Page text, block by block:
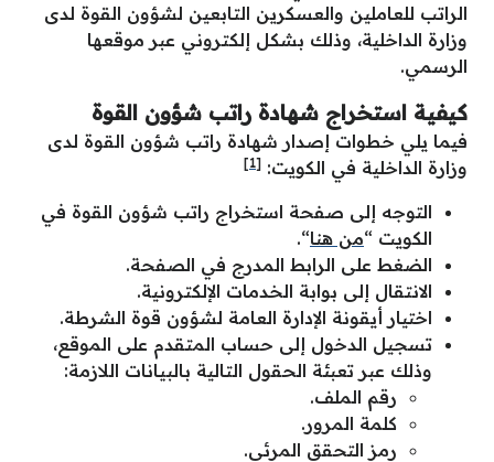
الراتب للعاملين والعسكرين التابعين لشؤون القوة لدى
وزارة الداخلية، وذلك بشكل إلكتروني عبر موقعها
الرسمي.
كيفية استخراج شهادة راتب شؤون القوة
فيما يلي خطوات إصدار شهادة راتب شؤون القوة لدى
وزارة الداخلية في الكويت: [1]
التوجه إلى صفحة استخراج راتب شؤون القوة في
الكويت “من هنا“.
الضغط على الرابط المدرج في الصفحة.
الانتقال إلى بوابة الخدمات الإلكترونية.
اختيار أيقونة الإدارة العامة لشؤون قوة الشرطة.
تسجيل الدخول إلى حساب المتقدم على الموقع،
وذلك عبر تعبئة الحقول التالية بالبيانات اللازمة:
رقم الملف.
كلمة المرور.
رمز التحقق المرئي.